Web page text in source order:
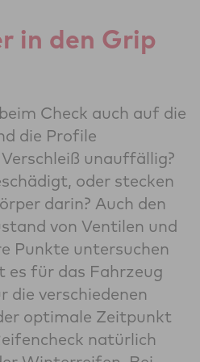
in den Grip
Check auch auf die
die Profile
unauffällig?
oder stecken
darin? Auch den
von Ventilen und
Punkte untersuchen
es für das Fahrzeug
die verschiedenen
optimale Zeitpunkt
natürlich